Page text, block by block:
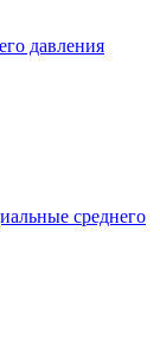
давления
среднего